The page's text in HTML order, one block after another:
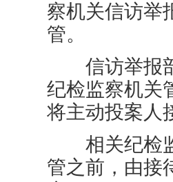
察机关信访举
管。
信访举报部
纪检监察机关
将主动投案人
相关纪检监
管之前，由接